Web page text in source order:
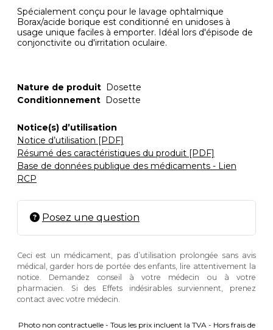
Spécialement conçu pour le lavage ophtalmique
Borax/acide borique est conditionné en unidoses à
usage unique faciles à emporter. Idéal lors d'épisode de
conjonctivite ou d'irritation oculaire.
Nature de produit Dosette
Conditionnement Dosette
Notice(s) d’utilisation
Notice d’utilisation [PDF]
Résumé des caractéristiques du produit [PDF]
Base de données publique des médicaments - Lien
RCP
Posez une question
Ceci est un médicament, pas d’utilisation prolongée sans avis
médical, garder hors de portée des enfants, lire attentivement la
notice. Demandez conseil à votre médecin ou à votre
pharmacien. Si des Effets indésirables surviennent, prenez
contact avec votre médecin.
Photo non contractuelle - Tous les prix incluent la TVA - Hors frais de